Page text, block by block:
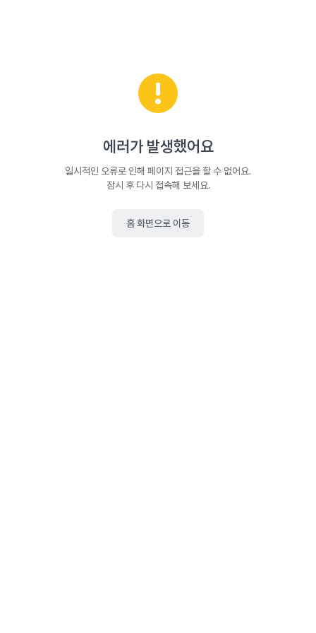
에러가 발생했어요
일시적인 오류로 인해 페이지 접근을 할 수 없어요.
잠시 후 다시 접속해 보세요.
홈 화면으로 이동